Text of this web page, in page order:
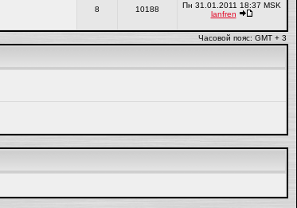
8 10188
Пн 31.01.2011 18:37 MSK
lanfren
Часовой пояс: GMT + 3